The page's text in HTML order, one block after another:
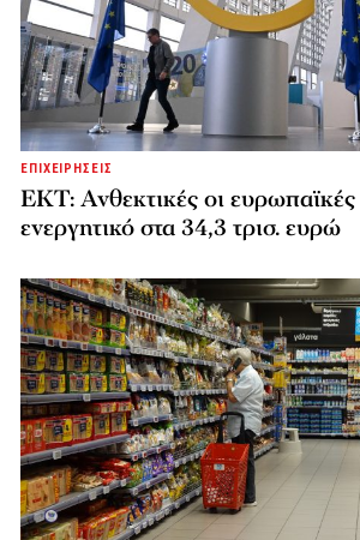
ΕΠΙΧΕΙΡΗΣΕΙΣ
ΕΚΤ: Ανθεκτικές οι ευρωπαϊκές
ενεργητικό στα 34,3 τρισ. ευρώ